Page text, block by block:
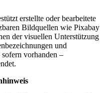
erstellte oder bearbeitete
Bildquellen wie Pixabay
der visuellen Unterstützung
und
vorhanden –